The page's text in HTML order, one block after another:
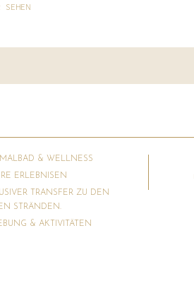
SEHEN
& WELLNESS
ERLEBNISEN
TRANSFER ZU DEN
STRÄNDEN.
& AKTIVITÄTEN